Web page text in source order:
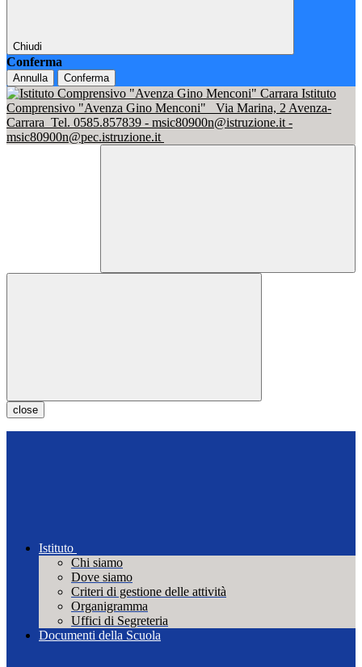
Chiudi
Conferma
Annulla Conferma
Istituto
Comprensivo "Avenza Gino Menconi"
Via Marina, 2 Avenza-
Carrara Tel. 0585.857839 - msic80900n@istruzione.it -
msic80900n@pec.istruzione.it
close
Istituto
Chi siamo
Dove siamo
Criteri di gestione delle attività
Organigramma
Uffici di Segreteria
Documenti della Scuola